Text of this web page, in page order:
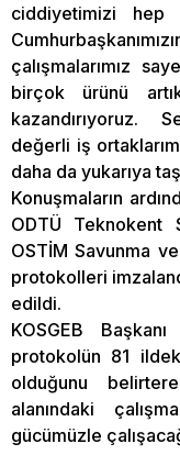
ciddiyetimizi hep
çalışmalarımız
birçok ürünü
kazandırıyoruz.
değerli iş
daha da yukarıya
Konuşmaların
ODTÜ Teknokent
OSTİM Savunma
protokolleri
edildi.
KOSGEB
protokolün 81
olduğunu
alanındaki
gücümüzle